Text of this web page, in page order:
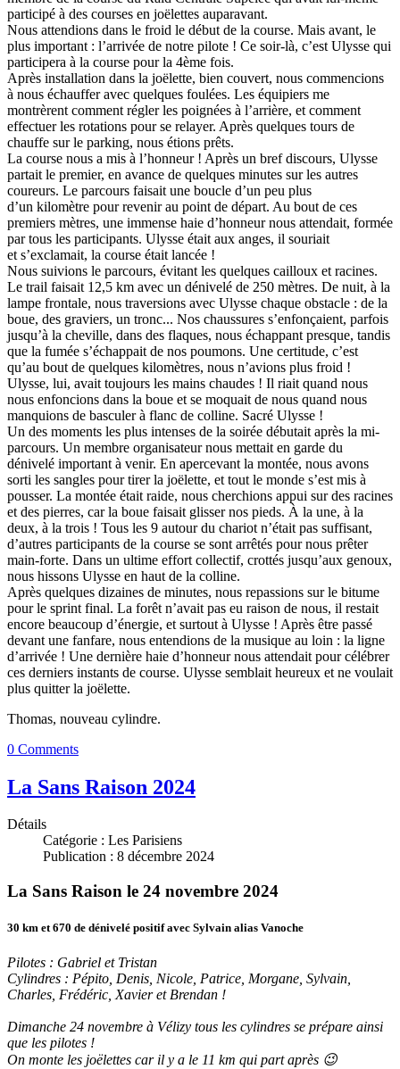
participé à des courses en joëlettes auparavant.
Nous attendions dans le froid le début de la course. Mais avant, le
plus important : l’arrivée de notre pilote ! Ce soir-là, c’est Ulysse qui
participera à la course pour la 4ème fois.
Après installation dans la joëlette, bien couvert, nous commencions
à nous échauffer avec quelques foulées. Les équipiers me
montrèrent comment régler les poignées à l’arrière, et comment
effectuer les rotations pour se relayer. Après quelques tours de
chauffe sur le parking, nous étions prêts.
La course nous a mis à l’honneur ! Après un bref discours, Ulysse
partait le premier, en avance de quelques minutes sur les autres
coureurs. Le parcours faisait une boucle d’un peu plus
d’un kilomètre pour revenir au point de départ. Au bout de ces
premiers mètres, une immense haie d’honneur nous attendait, formée
par tous les participants. Ulysse était aux anges, il souriait
et s’exclamait, la course était lancée !
Nous suivions le parcours, évitant les quelques cailloux et racines.
Le trail faisait 12,5 km avec un dénivelé de 250 mètres. De nuit, à la
lampe frontale, nous traversions avec Ulysse chaque obstacle : de la
boue, des graviers, un tronc... Nos chaussures s’enfonçaient, parfois
jusqu’à la cheville, dans des flaques, nous échappant presque, tandis
que la fumée s’échappait de nos poumons. Une certitude, c’est
qu’au bout de quelques kilomètres, nous n’avions plus froid !
Ulysse, lui, avait toujours les mains chaudes ! Il riait quand nous
nous enfoncions dans la boue et se moquait de nous quand nous
manquions de basculer à flanc de colline. Sacré Ulysse !
Un des moments les plus intenses de la soirée débutait après la mi-
parcours. Un membre organisateur nous mettait en garde du
dénivelé important à venir. En apercevant la montée, nous avons
sorti les sangles pour tirer la joëlette, et tout le monde s’est mis à
pousser. La montée était raide, nous cherchions appui sur des racines
et des pierres, car la boue faisait glisser nos pieds. À la une, à la
deux, à la trois ! Tous les 9 autour du chariot n’était pas suffisant,
d’autres participants de la course se sont arrêtés pour nous prêter
main-forte. Dans un ultime effort collectif, crottés jusqu’aux genoux,
nous hissons Ulysse en haut de la colline.
Après quelques dizaines de minutes, nous repassions sur le bitume
pour le sprint final. La forêt n’avait pas eu raison de nous, il restait
encore beaucoup d’énergie, et surtout à Ulysse ! Après être passé
devant une fanfare, nous entendions de la musique au loin : la ligne
d’arrivée ! Une dernière haie d’honneur nous attendait pour célébrer
ces derniers instants de course. Ulysse semblait heureux et ne voulait
plus quitter la joëlette.
Thomas, nouveau cylindre.
0 Comments
La Sans Raison 2024
Détails
Catégorie : Les Parisiens
Publication : 8 décembre 2024
La Sans Raison le 24 novembre 2024
30 km et 670 de dénivelé positif avec Sylvain alias Vanoche
Pilotes : Gabriel et Tristan
Cylindres : Pépito, Denis, Nicole, Patrice, Morgane, Sylvain,
Charles, Frédéric, Xavier et Brendan !
Dimanche 24 novembre à Vélizy tous les cylindres se prépare ainsi
que les pilotes !
On monte les joëlettes car il y a le 11 km qui part après 😉